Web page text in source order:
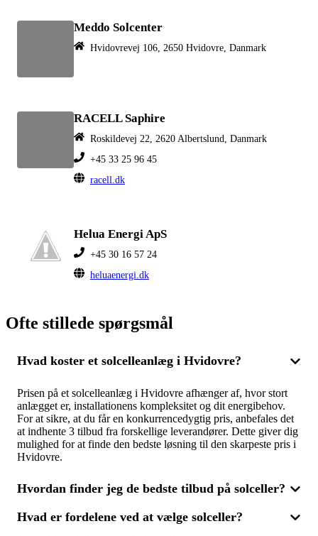
Meddo Solcenter
Hvidovrevej 106, 2650 Hvidovre, Danmark
RACELL Saphire
Roskildevej 22, 2620 Albertslund, Danmark
+45 33 25 96 45
racell.dk
Helua Energi ApS
+45 30 16 57 24
heluaenergi.dk
Ofte stillede spørgsmål
Hvad koster et solcelleanlæg i Hvidovre?
Prisen på et solcelleanlæg i Hvidovre afhænger af, hvor stort
anlægget er, installationens kompleksitet og dit energibehov.
For at sikre, at du får en konkurrencedygtig pris, anbefales det
at indhente 3 tilbud fra forskellige leverandører. Dette giver dig
mulighed for at finde den bedste løsning til den skarpeste pris i
Hvidovre.
Hvordan finder jeg de bedste tilbud på solceller?
For at få de mest fordelagtige tilbud på solcelleanlæg er det
Hvad er fordelene ved at vælge solceller?